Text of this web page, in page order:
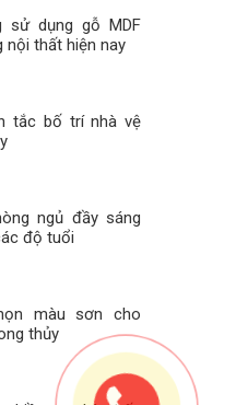
sử dụng gỗ MDF
nội thất hiện nay
tắc bố trí nhà vệ
ngủ đầy sáng
độ tuổi
màu sơn cho
thủy